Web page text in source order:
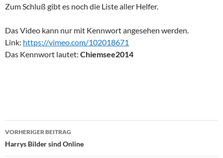
Zum Schluß gibt es noch die Liste aller Helfer.
Das Video kann nur mit Kennwort angesehen werden.
Link: https://vimeo.com/102018671
Das Kennwort lautet: Chiemsee2014
Beitragsnavigation
VORHERIGER BEITRAG
Harrys Bilder sind Online